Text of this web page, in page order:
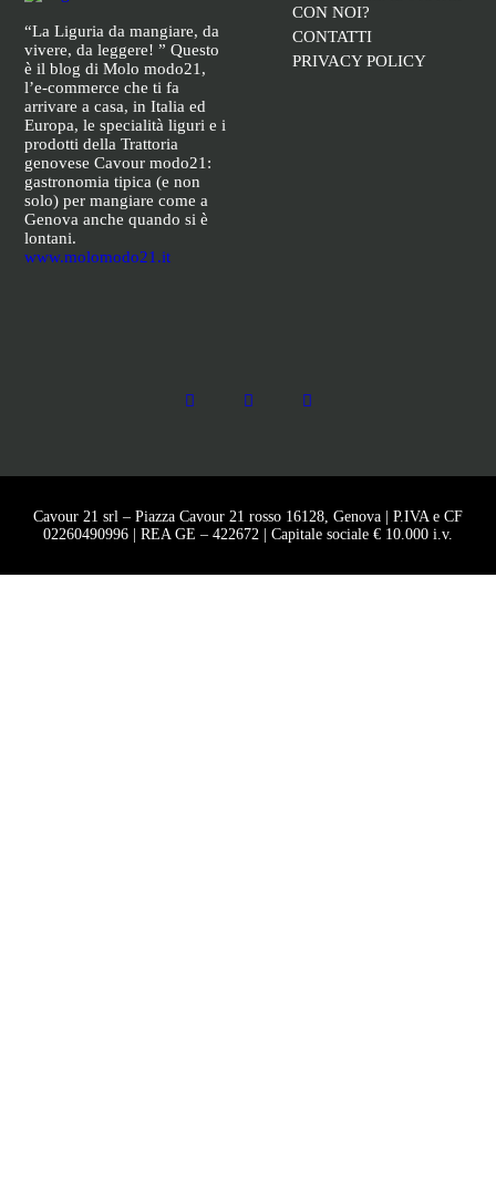
“La Liguria da mangiare, da
vivere, da leggere! ” Questo
è il blog di Molo modo21,
l’e-commerce che ti fa
arrivare a casa, in Italia ed
Europa, le specialità liguri e i
prodotti della Trattoria
genovese Cavour modo21:
gastronomia tipica (e non
solo) per mangiare come a
Genova anche quando si è
lontani.
www.molomodo21.it
CON NOI?
CONTATTI
PRIVACY POLICY
Cavour 21 srl – Piazza Cavour 21 rosso 16128, Genova | P.IVA e CF
02260490996 | REA GE – 422672 | Capitale sociale € 10.000 i.v.